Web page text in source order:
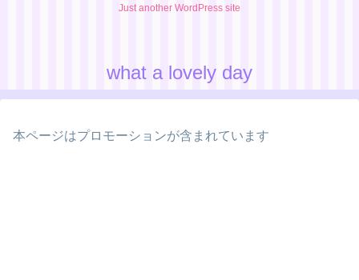
Just another WordPress site
what a lovely day
本ページはプロモーションが含まれています